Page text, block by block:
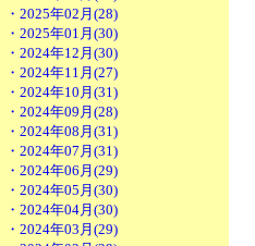
・2025年02月(28)
・2025年01月(30)
・2024年12月(30)
・2024年11月(27)
・2024年10月(31)
・2024年09月(28)
・2024年08月(31)
・2024年07月(31)
・2024年06月(29)
・2024年05月(30)
・2024年04月(30)
・2024年03月(29)